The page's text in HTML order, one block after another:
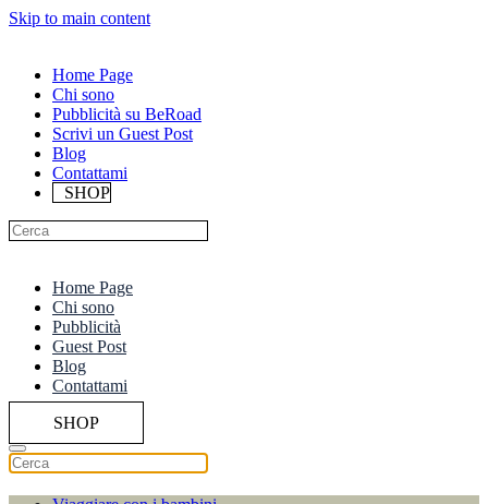
Skip to main content
Home Page
Chi sono
Pubblicità su BeRoad
Scrivi un Guest Post
Blog
Contattami
SHOP
Home Page
Chi sono
Pubblicità
Guest Post
Blog
Contattami
SHOP